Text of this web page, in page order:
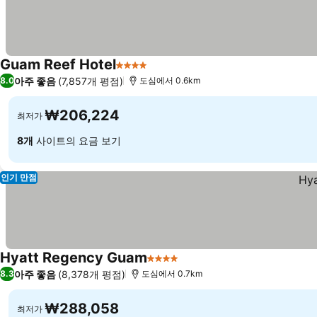
Guam Reef Hotel4 성급
8.0아주 좋음 (7,857개 평점) 도심에서 0.6km
최저가 ₩206,224
8개 사이트의 요금 보기
인기 만점
Hyatt Regency Guam4 성급
8.3아주 좋음 (8,378개 평점) 도심에서 0.7km
최저가 ₩288,058